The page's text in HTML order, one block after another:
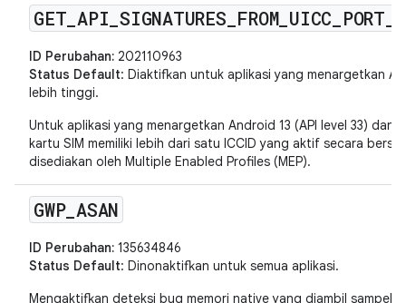
GET API SIGNATURES FROM_ UICC PORT
ID Perubahan: 202110963
Status Default: Diaktifkan untuk aplikasi yang menargetkan
lebih tinggi.
Untuk aplikasi yang menargetkan Android 13 (API level 33) dan
kartu SIM memiliki lebih dari satu ICCID yang aktif secara
disediakan oleh Multiple Enabled Profiles (MEP).
GWP_ ASAN
ID Perubahan: 135634846
Status Default: Dinonaktifkan untuk semua aplikasi.
Mengaktifkan deteksi bug memori native yang diambil